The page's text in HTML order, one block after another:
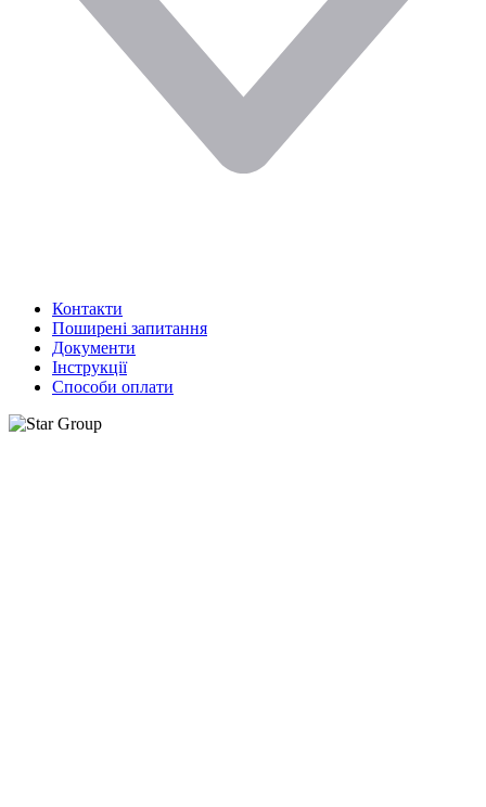
Контакти
Поширені запитання
Документи
Інструкції
Способи оплати